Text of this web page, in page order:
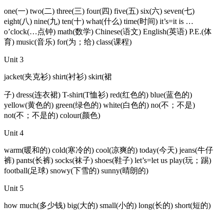
one(一) two(二) three(三) four(四) five(五) six(六) seven(七)
eight(八) nine(九) ten(十) what(什么) time(时间) it’s=it is …
o’clock(…点钟) math(数学) Chinese(语文) English(英语) P.E.(体
育) music(音乐) for(为；给) class(课程)
Unit 3
jacket(夹克衫) shirt(衬衫) skirt(裙
子) dress(连衣裙) T-shirt(T恤衫) red(红色的) blue(蓝色的)
yellow(黄色的) green(绿色的) white(白色的) no(不；不是)
not(不；不是的) colour(颜色)
Unit 4
warm(暖和的) cold(寒冷的) cool(凉爽的) today(今天) jeans(牛仔
裤) pants(长裤) socks(袜子) shoes(鞋子) let’s=let us play(玩；踢)
football(足球) snowy(下雪的) sunny(晴朗的)
Unit 5
how much(多少钱) big(大的) small(小的) long(长的) short(短的)